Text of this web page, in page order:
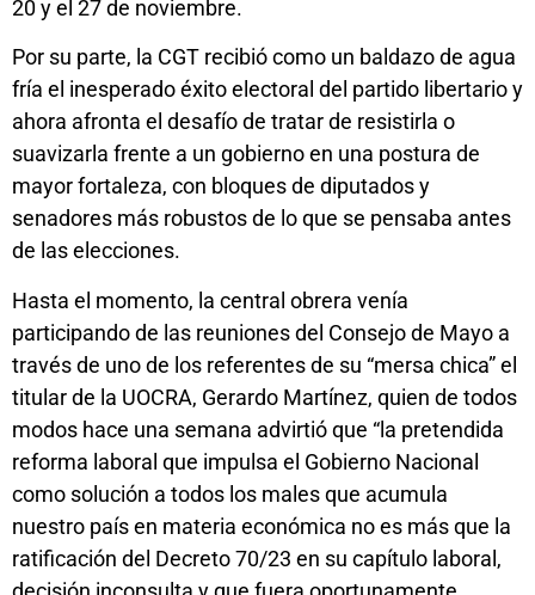
20 y el 27 de noviembre.
Por su parte, la CGT recibió como un baldazo de agua
fría el inesperado éxito electoral del partido libertario y
ahora afronta el desafío de tratar de resistirla o
suavizarla frente a un gobierno en una postura de
mayor fortaleza, con bloques de diputados y
senadores más robustos de lo que se pensaba antes
de las elecciones.
Hasta el momento, la central obrera venía
participando de las reuniones del Consejo de Mayo a
través de uno de los referentes de su “mersa chica” el
titular de la UOCRA, Gerardo Martínez, quien de todos
modos hace una semana advirtió que “la pretendida
reforma laboral que impulsa el Gobierno Nacional
como solución a todos los males que acumula
nuestro país en materia económica no es más que la
ratificación del Decreto 70/23 en su capítulo laboral,